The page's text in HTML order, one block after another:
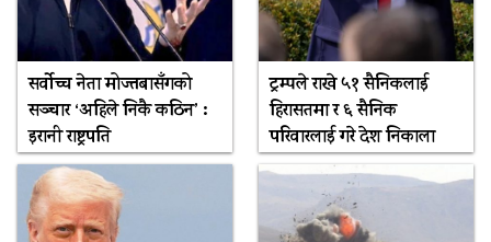
सर्वोच्च नेता मोज्तबासँगको
सञ्चार ‘अहिले निकै कठिन’ :
इरानी राष्ट्रपति
ट्रम्पले राखे ५१ सैनिकलाई
हिरासतमा र ६ सैनिक
परिवारलाई गरे देश निकाला